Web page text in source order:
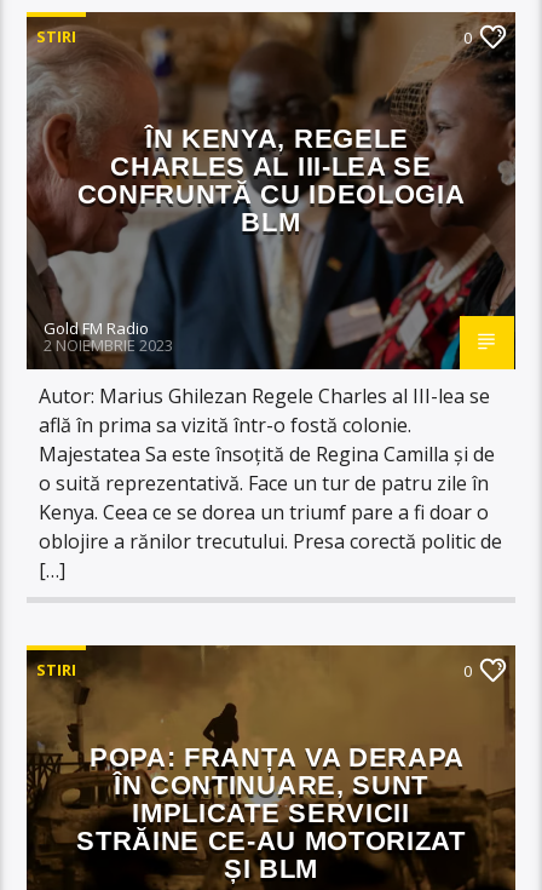
STIRI 0
ÎN KENYA, REGELE
CHARLES AL III-LEA SE
CONFRUNTĂ CU IDEOLOGIA
BLM
Gold FM Radio
2 NOIEMBRIE 2023
Autor: Marius Ghilezan Regele Charles al III-lea se
află în prima sa vizită într-o fostă colonie.
Majestatea Sa este însoțită de Regina Camilla și de
o suită reprezentativă. Face un tur de patru zile în
Kenya. Ceea ce se dorea un triumf pare a fi doar o
oblojire a rănilor trecutului. Presa corectă politic de
[…]
STIRI 0
POPA: FRANȚA VA DERAPA
ÎN CONTINUARE, SUNT
IMPLICATE SERVICII
STRĂINE CE-AU MOTORIZAT
ȘI BLM